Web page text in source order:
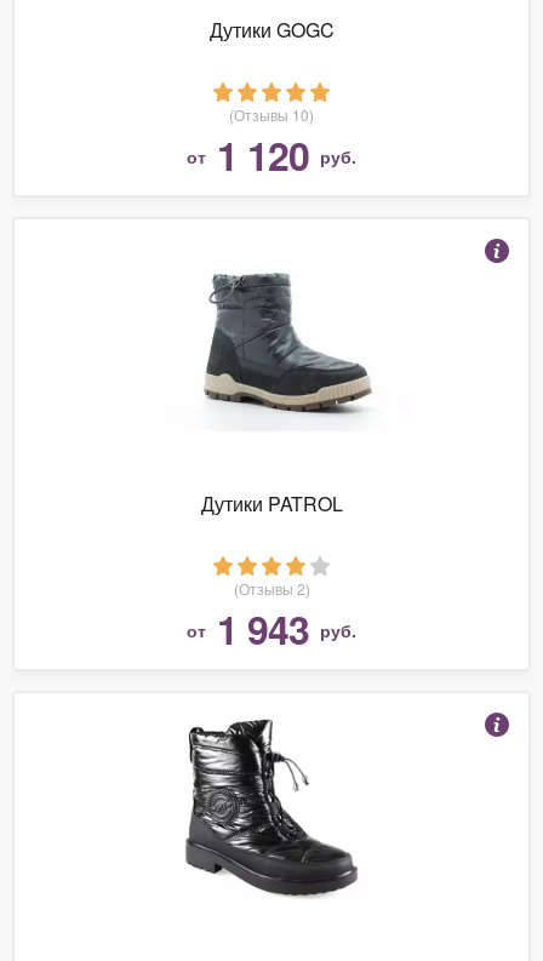
Дутики GOGC
(Отзывы 10)
от 1 120 руб.
Дутики PATROL
(Отзывы 2)
от 1 943 руб.